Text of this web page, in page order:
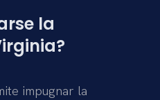
la
impugnar la